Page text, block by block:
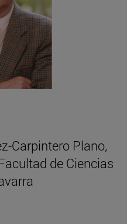
Carpintero Plano,
de Ciencias